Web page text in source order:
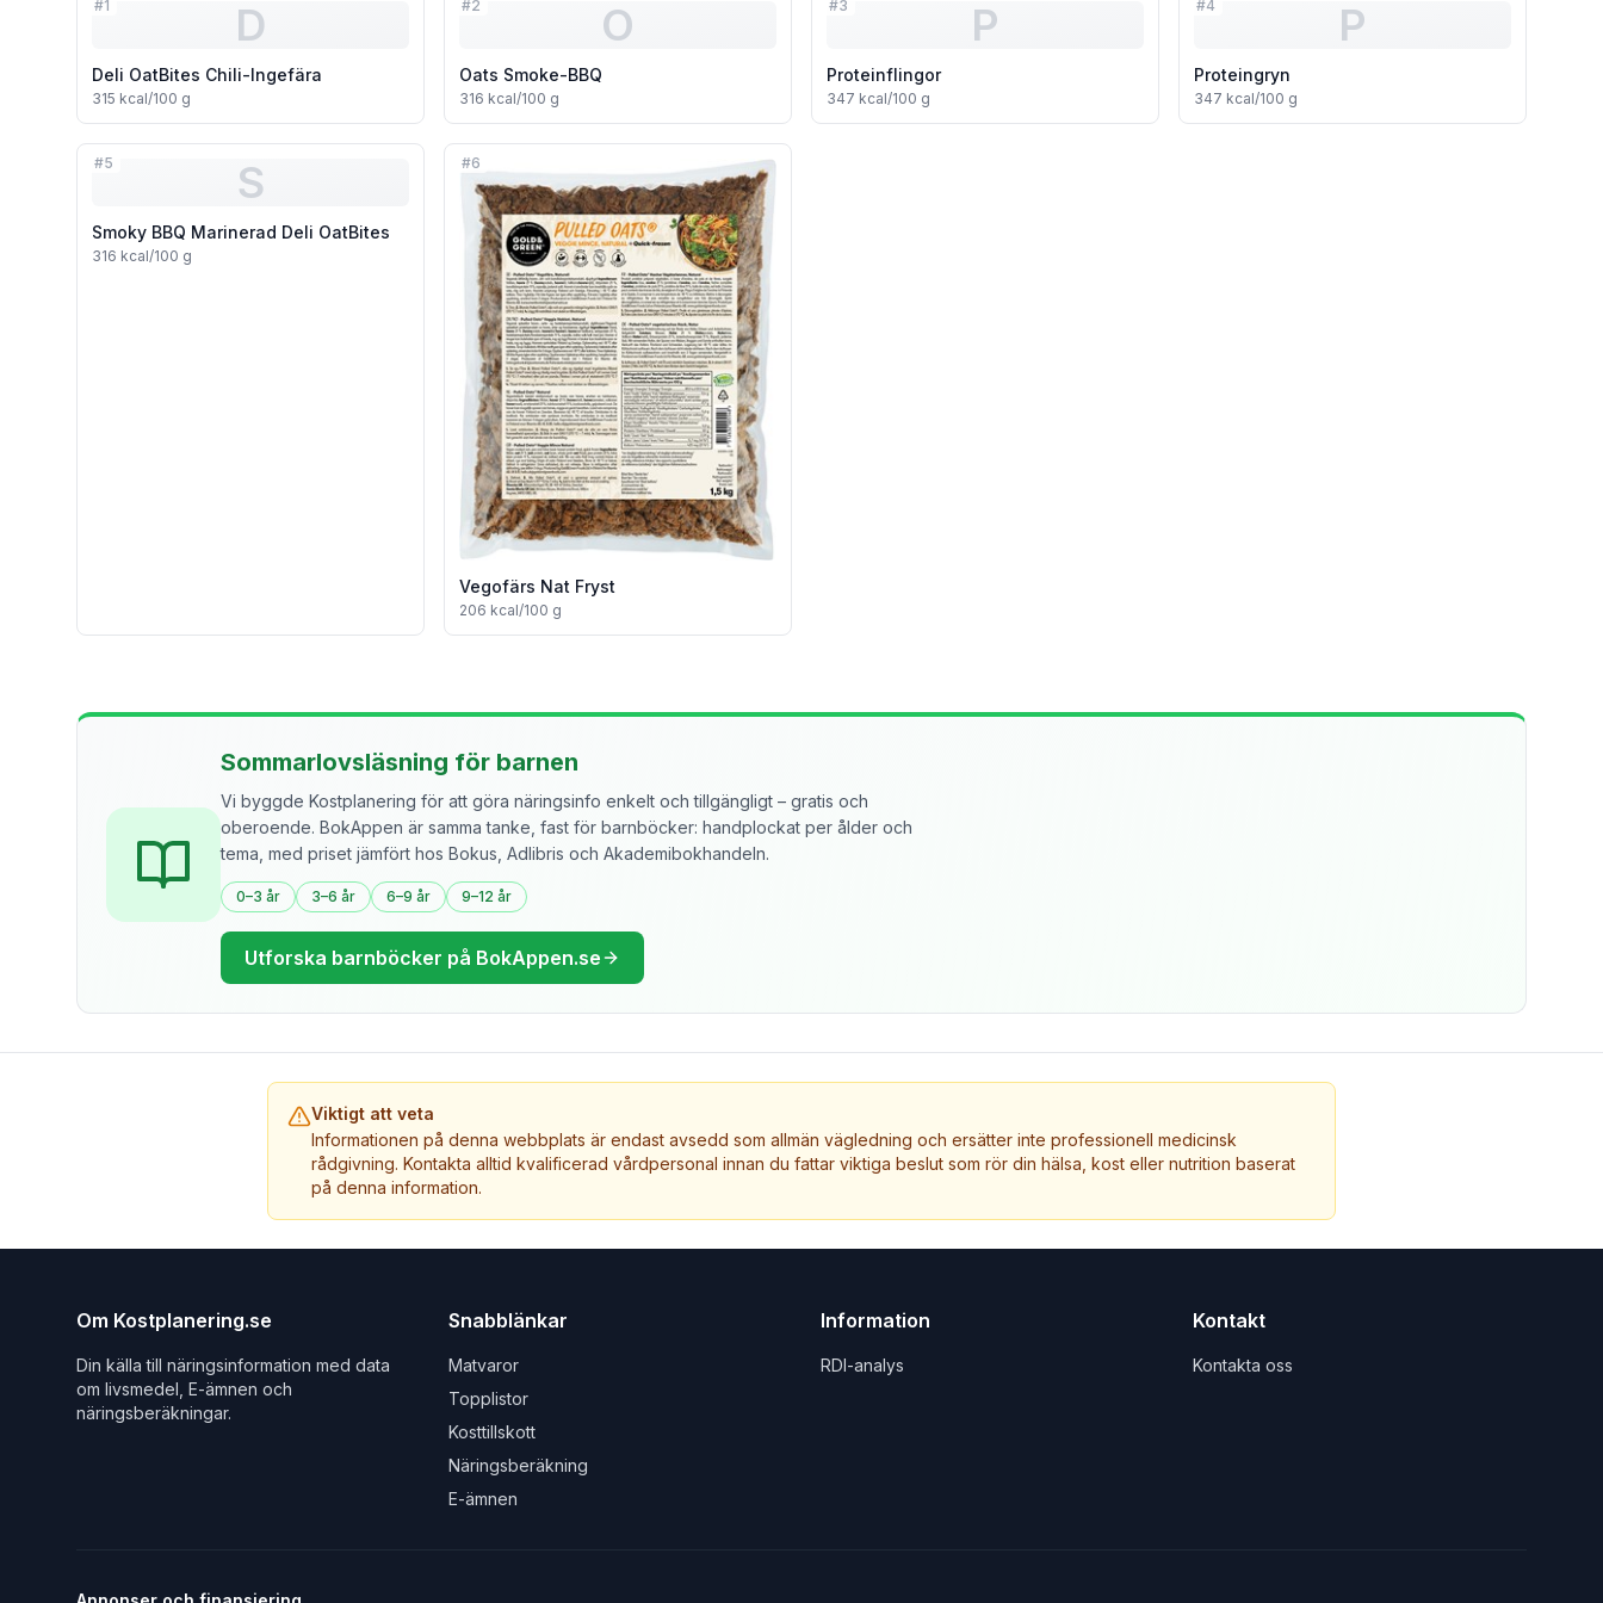
#1 D
Deli OatBites Chili-Ingefära
315 kcal/100 g
#2 O
Oats Smoke-BBQ
316 kcal/100 g
#3 P
Proteinflingor
347 kcal/100 g
#4 P
Proteingryn
347 kcal/100 g
#5 S
Smoky BBQ Marinerad Deli OatBites
316 kcal/100 g
#6
Vegofärs Nat Fryst
206 kcal/100 g
Sommarlovsläsning för barnen
Vi byggde Kostplanering för att göra näringsinfo enkelt och tillgängligt – gratis och
oberoende. BokAppen är samma tanke, fast för barnböcker: handplockat per ålder och
tema, med priset jämfört hos Bokus, Adlibris och Akademibokhandeln.
0–3 år 3–6 år 6–9 år 9–12 år
Utforska barnböcker på BokAppen.se
Viktigt att veta
Informationen på denna webbplats är endast avsedd som allmän vägledning och ersätter inte professionell medicinsk
rådgivning. Kontakta alltid kvalificerad vårdpersonal innan du fattar viktiga beslut som rör din hälsa, kost eller nutrition baserat
på denna information.
Om Kostplanering.se
Din källa till näringsinformation med data
om livsmedel, E-ämnen och
näringsberäkningar.
Snabblänkar
Matvaror
Topplistor
Kosttillskott
Näringsberäkning
E-ämnen
Information
RDI-analys
Kontakt
Kontakta oss